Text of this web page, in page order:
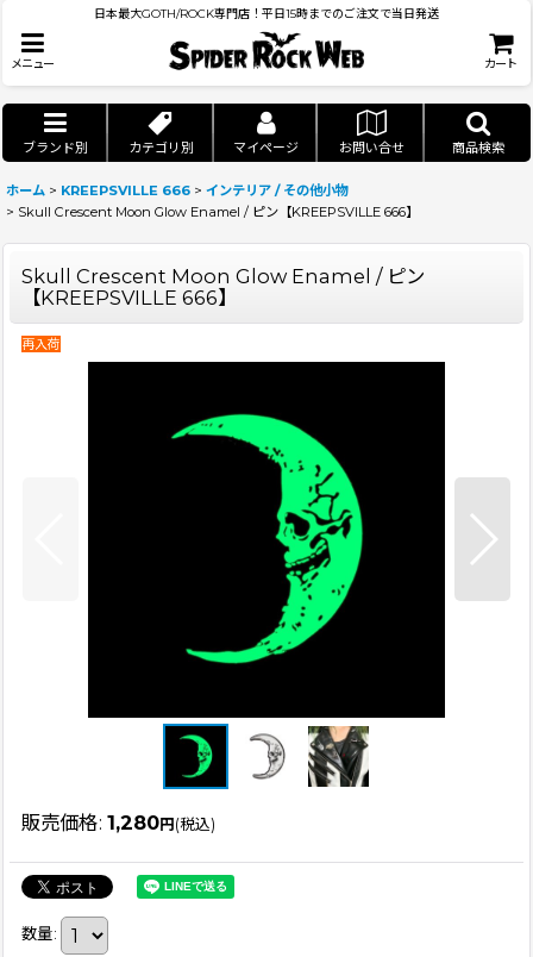
日本最大GOTH/ROCK専門店！平日15時までのご注文で当日発送
メニュー カート
ブランド別 カテゴリ別 マイページ お問い合せ 商品検索
ホーム > KREEPSVILLE 666 > インテリア / その他小物
> Skull Crescent Moon Glow Enamel / ピン【KREEPSVILLE 666】
Skull Crescent Moon Glow Enamel / ピン
【KREEPSVILLE 666】
販売価格: 1,280円 (税込)
数量: